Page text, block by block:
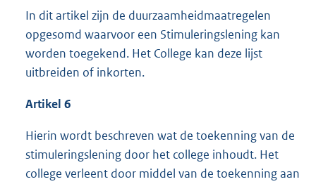
In dit artikel zijn de duurzaamheidmaatregelen
opgesomd waarvoor een Stimuleringslening kan
worden toegekend. Het College kan deze lijst
uitbreiden of inkorten.
Artikel 6
Hierin wordt beschreven wat de toekenning van de
stimuleringslening door het college inhoudt. Het
college verleent door middel van de toekenning aan